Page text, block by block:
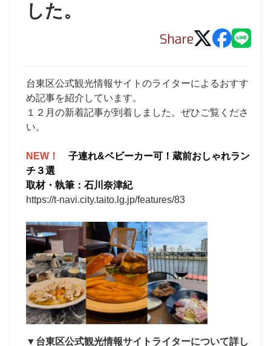
した。
台東区公式観光情報サイトのライターによるおすす
め記事を紹介しています。
１２月の新着記事が到着しました。ぜひご覧くださ
い。
NEW！ 子連れ&ベビーカー可！蔵前おしゃれラン
チ３選
取材・執筆：石川奈津紀
https://t-navi.city.taito.lg.jp/features/83
▼台東区公式観光情報サイトライターについて詳し